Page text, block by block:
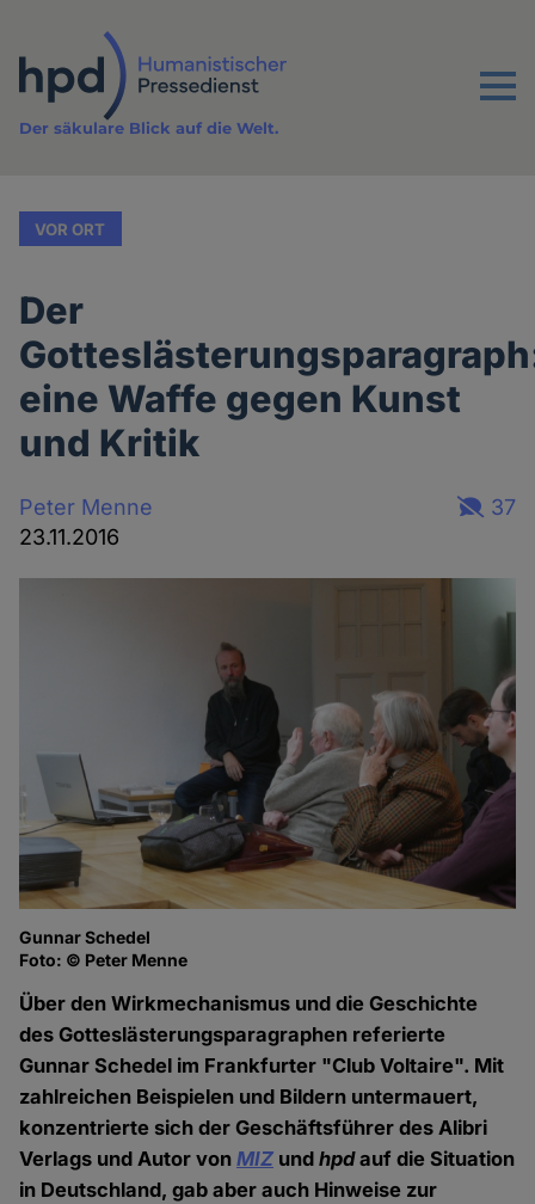
Inhalt
Menu
Der säkulare Blick auf die Welt.
VOR ORT
Der
eine Waffe gegen Kunst
und Kritik
Peter Menne
23.11.2016
37
Gunnar Schedel
Foto: © Peter Menne
Über den Wirkmechanismus und die Geschichte
des Gotteslästerungsparagraphen referierte
Gunnar Schedel im Frankfurter "Club Voltaire". Mit
zahlreichen Beispielen und Bildern untermauert,
konzentrierte sich der Geschäftsführer des Alibri
Verlags und Autor vonMIZ undhpdauf die Situation
in Deutschland, gab aber auch Hinweise zur